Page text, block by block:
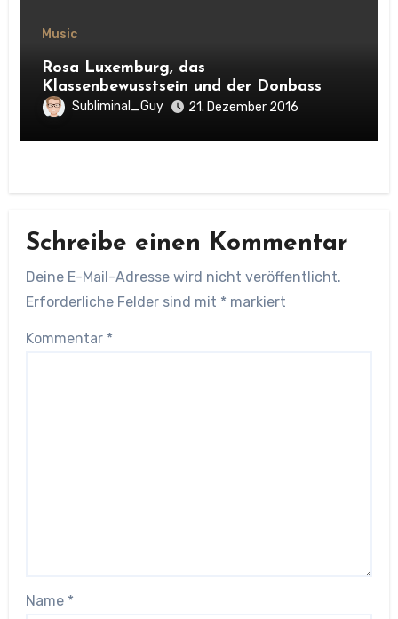
Music
Rosa Luxemburg, das
Klassenbewusstsein und der Donbass
Subliminal_Guy 21. Dezember 2016
Schreibe einen Kommentar
Deine E-Mail-Adresse wird nicht veröffentlicht.
Erforderliche Felder sind mit * markiert
Kommentar *
Name *